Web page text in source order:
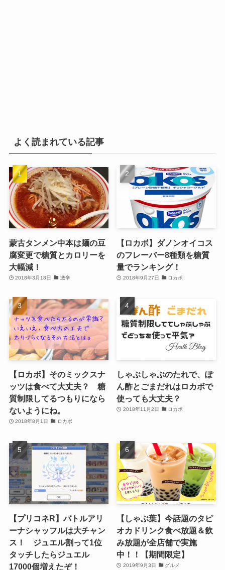
よく読まれている記事
蒙古タンメン中本は麺の豆
腐変更で糖質とカロリーを
大幅減！
2018年3月18日 激辛
【ロカボ】ダノンオイコス
のフレーバー8種類を糖質
量でランキング！
2018年9月27日 ロカボ
【ロカボ】そのミックスナ
ッツは食べて大丈夫？ 糖
質制限してるつもりになら
ないようにね。
2018年8月1日 ロカボ
しゃぶしゃぶのたれで、ぽ
ん酢とごまだれはロカボで
使っても大丈夫？
2018年11月2日 ロカボ
【プリコネR】バトルアリ
ーナシャッフルは大チャン
ス！ ジュエル割って1位
タッチしたらジュエル
17000個増えたぞ！
【しゃぶ葉】今話題のタピ
オカドリンク食べ放題＆飲
み放題が全店舗で実施
中！！【期間限定】
2019年9月3日 グルメ